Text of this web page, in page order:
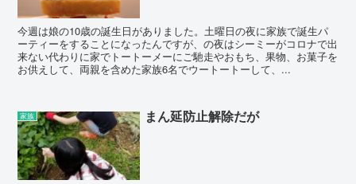
今週は娘の10歳の誕生日がありました。土曜日の夜に家族で誕生パ
ーティーをすることになったんですが、の夜はシーミーがコロナで出
来ない代わりに家でトートーメーにご馳走やおもち、果物、お菓子を
お供えして、両親を含めた家族6名でウートートーして、...
家族 まん延防止解除だが